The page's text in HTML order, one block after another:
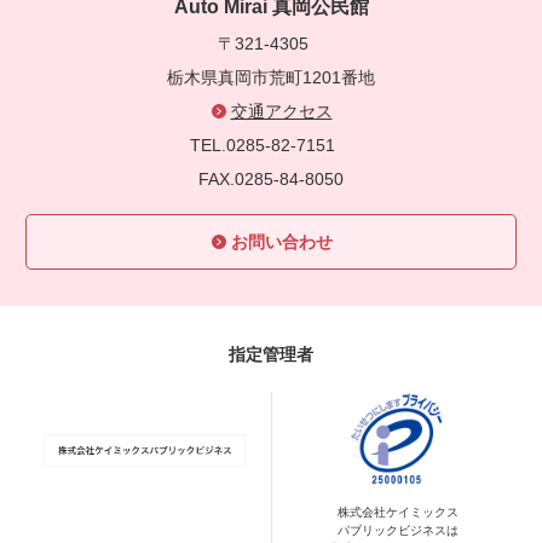
Auto Mirai 真岡公民館
〒321-4305
栃木県真岡市荒町1201番地
交通アクセス
TEL.0285-82-7151
FAX.0285-84-8050
お問い合わせ
指定管理者
株式会社ケイミックス
パブリックビジネスは